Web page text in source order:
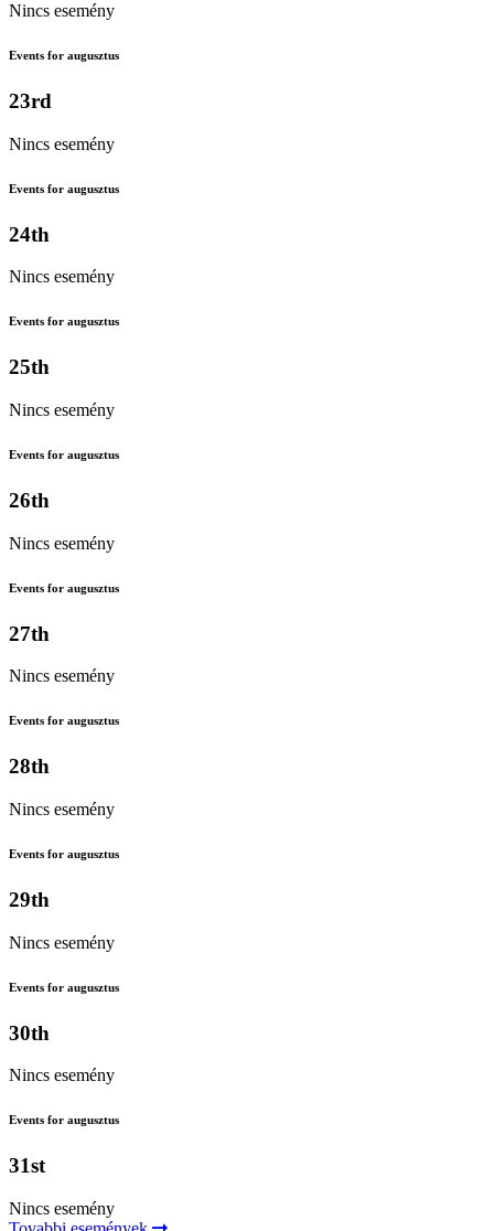
Nincs esemény
Events for augusztus
23rd
Nincs esemény
Events for augusztus
24th
Nincs esemény
Events for augusztus
25th
Nincs esemény
Events for augusztus
26th
Nincs esemény
Events for augusztus
27th
Nincs esemény
Events for augusztus
28th
Nincs esemény
Events for augusztus
29th
Nincs esemény
Events for augusztus
30th
Nincs esemény
Events for augusztus
31st
Nincs esemény